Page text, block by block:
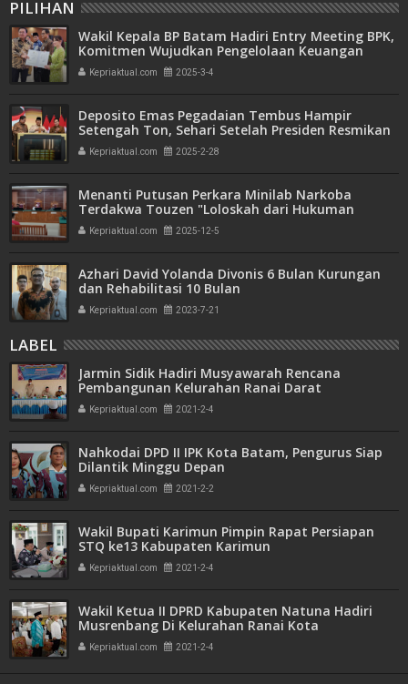
PILIHAN
Wakil Kepala BP Batam Hadiri Entry Meeting BPK,
Komitmen Wujudkan Pengelolaan Keuangan
Transparan dan Akuntabel
Kepriaktual.com 2025-3-4
Deposito Emas Pegadaian Tembus Hampir
Setengah Ton, Sehari Setelah Presiden Resmikan
Bank Emas
Kepriaktual.com 2025-2-28
Menanti Putusan Perkara Minilab Narkoba
Terdakwa Touzen "Loloskah dari Hukuman
Seumur Hidup atau Mati"
Kepriaktual.com 2025-12-5
Azhari David Yolanda Divonis 6 Bulan Kurungan
dan Rehabilitasi 10 Bulan
Kepriaktual.com 2023-7-21
LABEL
Jarmin Sidik Hadiri Musyawarah Rencana
Pembangunan Kelurahan Ranai Darat
Kepriaktual.com 2021-2-4
Nahkodai DPD II IPK Kota Batam, Pengurus Siap
Dilantik Minggu Depan
Kepriaktual.com 2021-2-2
Wakil Bupati Karimun Pimpin Rapat Persiapan
STQ ke13 Kabupaten Karimun
Kepriaktual.com 2021-2-4
Wakil Ketua II DPRD Kabupaten Natuna Hadiri
Musrenbang Di Kelurahan Ranai Kota
Kepriaktual.com 2021-2-4